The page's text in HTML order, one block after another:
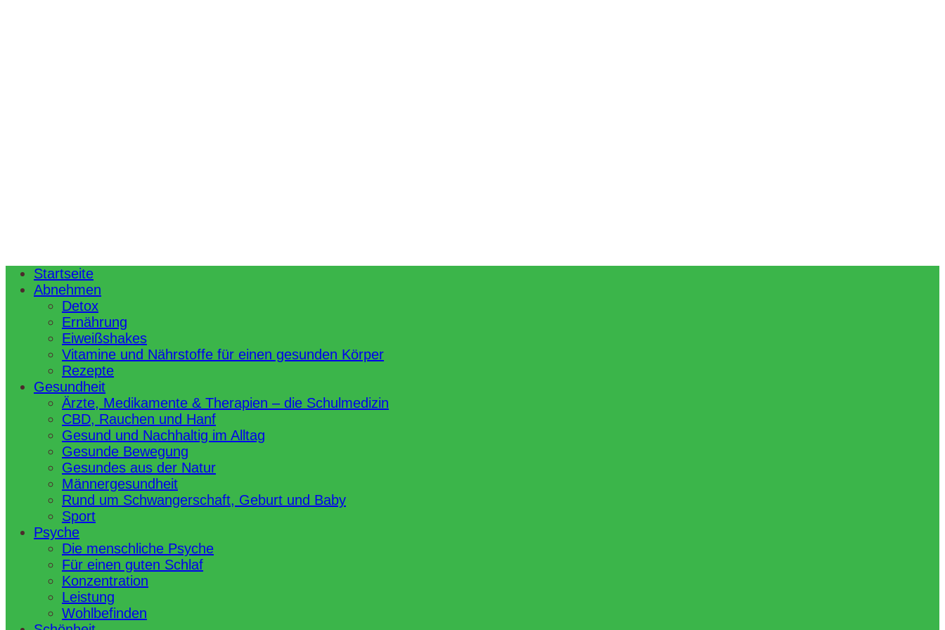
Startseite
Abnehmen
Detox
Ernährung
Eiweißshakes
Vitamine und Nährstoffe für einen gesunden Körper
Rezepte
Gesundheit
Ärzte, Medikamente & Therapien – die Schulmedizin
CBD, Rauchen und Hanf
Gesund und Nachhaltig im Alltag
Gesunde Bewegung
Gesundes aus der Natur
Männergesundheit
Rund um Schwangerschaft, Geburt und Baby
Sport
Psyche
Die menschliche Psyche
Für einen guten Schlaf
Konzentration
Leistung
Wohlbefinden